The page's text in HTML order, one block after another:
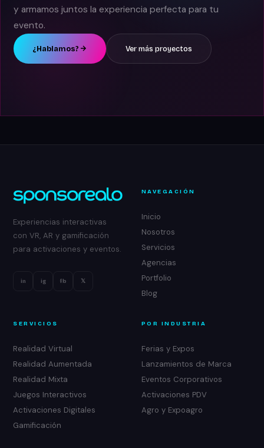
y armamos juntos la experiencia perfecta para tu
evento.
¿Hablamos? Ver más proyectos
Experiencias interactivas
con VR, AR y gamificación
para activaciones y eventos.
in ig fb 𝕏
NAVEGACIÓN
Inicio
Nosotros
Servicios
Agencias
Portfolio
Blog
SERVICIOS
Realidad Virtual
Realidad Aumentada
Realidad Mixta
Juegos Interactivos
Activaciones Digitales
Gamificación
POR INDUSTRIA
Ferias y Expos
Lanzamientos de Marca
Eventos Corporativos
Activaciones PDV
Agro y Expoagro